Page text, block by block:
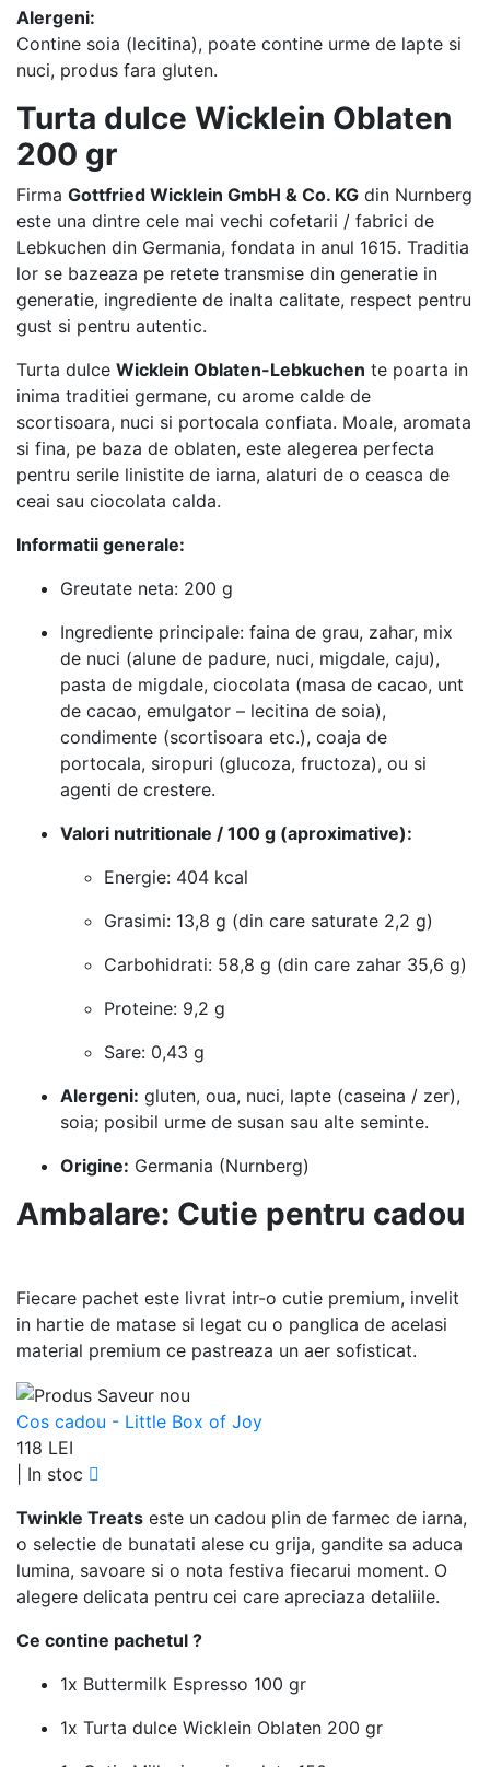
Alergeni:
Contine soia (lecitina), poate contine urme de lapte si
nuci, produs fara gluten.
Turta dulce Wicklein Oblaten
200 gr
Firma Gottfried Wicklein GmbH & Co. KG din Nurnberg
este una dintre cele mai vechi cofetarii / fabrici de
Lebkuchen din Germania, fondata in anul 1615. Traditia
lor se bazeaza pe retete transmise din generatie in
generatie, ingrediente de inalta calitate, respect pentru
gust si pentru autentic.
Turta dulce Wicklein Oblaten-Lebkuchen te poarta in
inima traditiei germane, cu arome calde de
scortisoara, nuci si portocala confiata. Moale, aromata
si fina, pe baza de oblaten, este alegerea perfecta
pentru serile linistite de iarna, alaturi de o ceasca de
ceai sau ciocolata calda.
Informatii generale:
Greutate neta: 200 g
Ingrediente principale: faina de grau, zahar, mix
de nuci (alune de padure, nuci, migdale, caju),
pasta de migdale, ciocolata (masa de cacao, unt
de cacao, emulgator – lecitina de soia),
condimente (scortisoara etc.), coaja de
portocala, siropuri (glucoza, fructoza), ou si
agenti de crestere.
Valori nutritionale / 100 g (aproximative):
Energie: 404 kcal
Grasimi: 13,8 g (din care saturate 2,2 g)
Carbohidrati: 58,8 g (din care zahar 35,6 g)
Proteine: 9,2 g
Sare: 0,43 g
Alergeni: gluten, oua, nuci, lapte (caseina / zer),
soia; posibil urme de susan sau alte seminte.
Origine: Germania (Nurnberg)
Ambalare: Cutie pentru cadou
Fiecare pachet este livrat intr-o cutie premium, invelit
in hartie de matase si legat cu o panglica de acelasi
material premium ce pastreaza un aer sofisticat.
Cos cadou - Little Box of Joy
118 LEI
In stoc
Twinkle Treats este un cadou plin de farmec de iarna,
o selectie de bunatati alese cu grija, gandite sa aduca
lumina, savoare si o nota festiva fiecarui moment. O
alegere delicata pentru cei care apreciaza detaliile.
Ce contine pachetul ?
1x Buttermilk Espresso 100 gr
1x Turta dulce Wicklein Oblaten 200 gr